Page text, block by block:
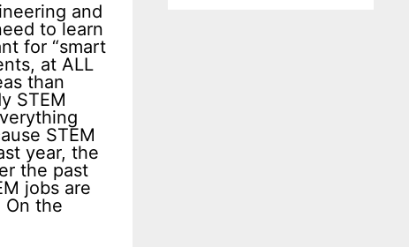
and
to learn
for “smart
at ALL
than
STEM
STEM
year, the
the past
jobs are
the